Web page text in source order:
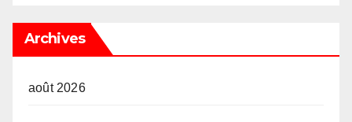
Archives
août 2026